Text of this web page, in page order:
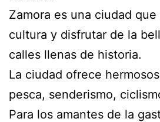
Zamora es una ciudad
cultura y disfrutar de la
calles llenas de historia.
La ciudad ofrece
pesca, senderismo,
Para los amantes de la